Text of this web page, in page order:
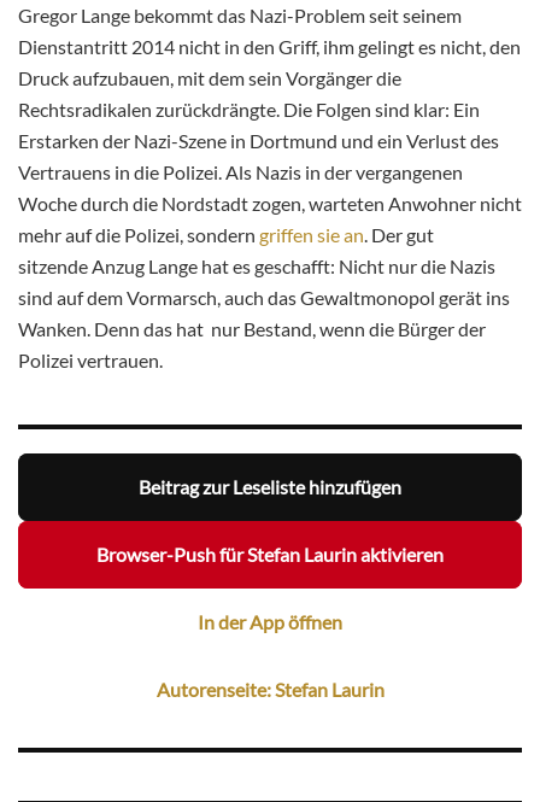
Gregor Lange bekommt das Nazi-Problem seit seinem
Dienstantritt 2014 nicht in den Griff, ihm gelingt es nicht, den
Druck aufzubauen, mit dem sein Vorgänger die
Rechtsradikalen zurückdrängte. Die Folgen sind klar: Ein
Erstarken der Nazi-Szene in Dortmund und ein Verlust des
Vertrauens in die Polizei. Als Nazis in der vergangenen
Woche durch die Nordstadt zogen, warteten Anwohner nicht
mehr auf die Polizei, sondern griffen sie an . Der gut
sitzende Anzug Lange hat es geschafft: Nicht nur die Nazis
sind auf dem Vormarsch, auch das Gewaltmonopol gerät ins
Wanken. Denn das hat nur Bestand, wenn die Bürger der
Polizei vertrauen.
Beitrag zur Leseliste hinzufügen
Browser-Push für Stefan Laurin aktivieren
In der App öffnen
Autorenseite: Stefan Laurin